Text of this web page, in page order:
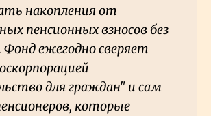
накопления от
пенсионных взносов без
Фонд ежегодно сверяет
для граждан" и сам
которые